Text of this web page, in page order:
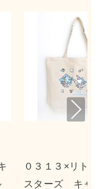
ｎｓｎ×ポチャッコ
クリルキーホルダー
Nex